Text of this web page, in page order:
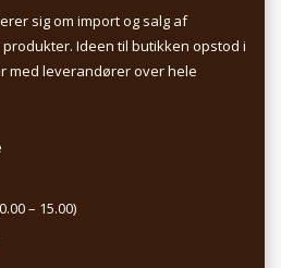
sig om import og salg af
Ideen til butikken opstod i
med leverandører over hele
– 15.00)